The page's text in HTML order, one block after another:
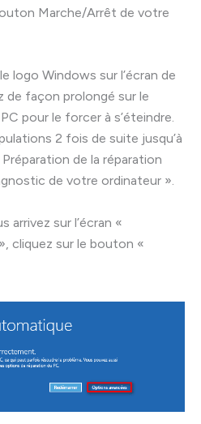
Marche/Arrêt de votre
logo Windows sur l’écran de
de façon prolongé sur le
pour le forcer à s’éteindre.
2 fois de suite jusqu’à
de la réparation
de votre ordinateur ».
arrivez sur l’écran «
», cliquez sur le bouton «